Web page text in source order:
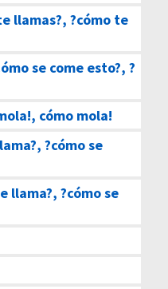
llamas?, ?cómo te
se come esto?, ?
cómo mola!
?cómo se
llama?, ?cómo se